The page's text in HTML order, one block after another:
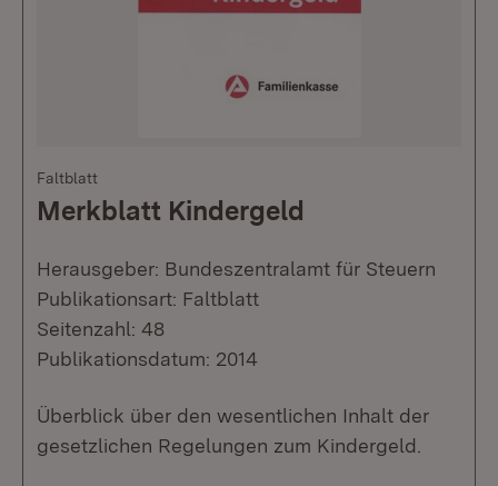
Faltblatt
Merkblatt Kindergeld
Herausgeber: Bundeszentralamt für Steuern
Publikationsart: Faltblatt
Seitenzahl: 48
Publikationsdatum: 2014
Überblick über den wesentlichen Inhalt der
gesetzlichen Regelungen zum Kindergeld.